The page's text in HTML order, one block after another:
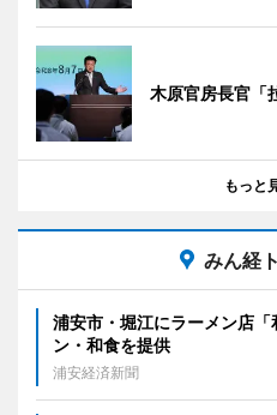
木原官房長官「
もっと
みん経
浦安市・堀江にラーメン店
ン・和食を提供
浦安経済新聞